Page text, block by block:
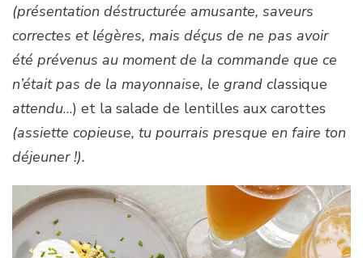
(présentation déstructurée amusante, saveurs
correctes et légères, mais déçus de ne pas avoir
été prévenus au moment de la commande que ce
n’était pas de la mayonnaise, le grand classique
attendu…) et la salade de lentilles aux carottes
(assiette copieuse, tu pourrais presque en faire ton
déjeuner !).